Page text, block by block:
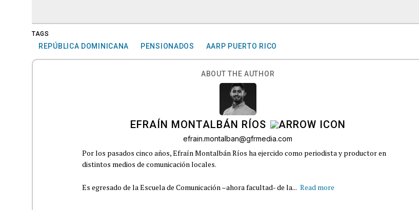
TAGS
REPÚBLICA DOMINICANA PENSIONADOS AARP PUERTO RICO
ABOUT THE AUTHOR
EFRAÍN MONTALBÁN RÍOS
efrain.montalban@gfrmedia.com
Por los pasados cinco años, Efraín Montalbán Ríos ha ejercido como periodista y productor en
distintos medios de comunicación locales.
Es egresado de la Escuela de Comunicación –ahora facultad- de la... Read more